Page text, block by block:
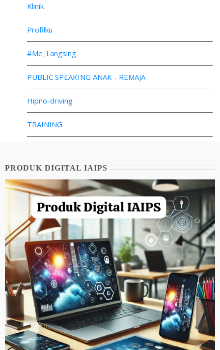
Klinik
Profilku
#Me_Langsing
PUBLIC SPEAKING ANAK - REMAJA
Hipno-driving
TRAINING
PRODUK DIGITAL IAIPS